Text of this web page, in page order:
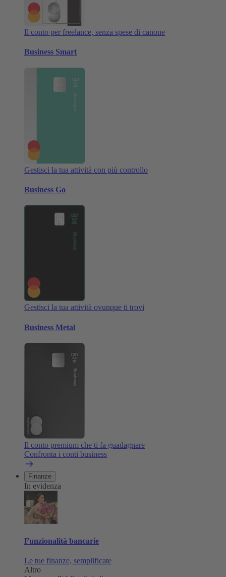
Il conto per freelance, senza spese di canone
Business Smart
Gestisci la tua attività con più controllo
Business Go
Gestisci la tua attività ovunque ti trovi
Business Metal
Il conto premium che ti fa guadagnare
Confronta i conti business
Finanze
In evidenza
Funzionalità bancarie
Le tue finanze, semplificate
Altro